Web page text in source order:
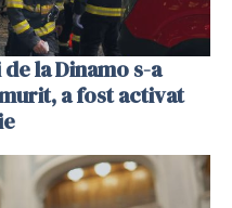
la Dinamo s-a
a fost activat